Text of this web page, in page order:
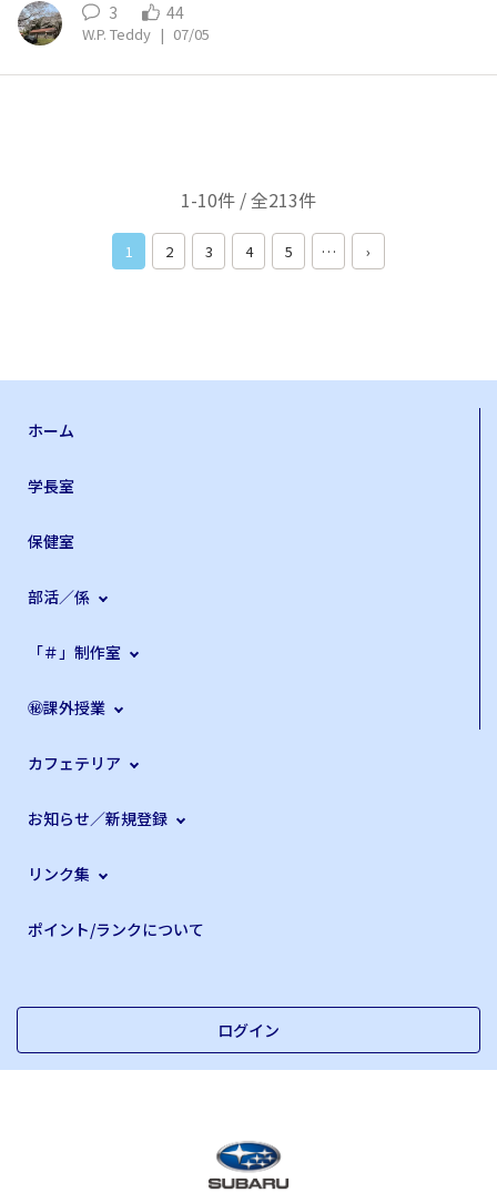
3 44
W.P. Teddy | 07/05
1-10件 / 全213件
1 2 3 4 5 … ›
ホーム
学長室
保健室
部活／係
「＃」制作室
㊙課外授業
カフェテリア
お知らせ／新規登録
リンク集
ポイント/ランクについて
ログイン